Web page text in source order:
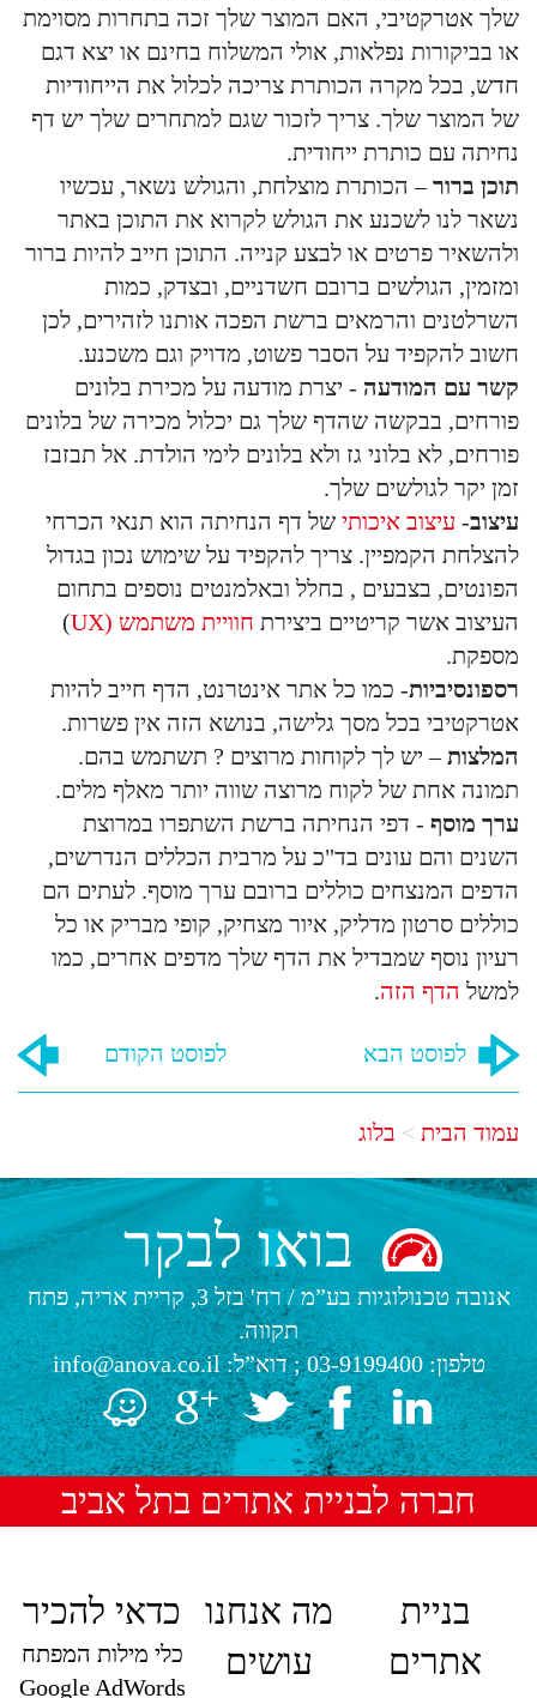
שלך אטרקטיבי, האם המוצר שלך זכה בתחרות מסוימת
או בביקורות נפלאות, אולי המשלוח בחינם או יצא דגם
חדש, בכל מקרה הכותרת צריכה לכלול את הייחודיות
של המוצר שלך. צריך לזכור שגם למתחרים שלך יש דף
נחיתה עם כותרת ייחודית.
תוכן ברור– הכותרת מוצלחת, והגולש נשאר, עכשיו
נשאר לנו לשכנע את הגולש לקרוא את התוכן באתר
ולהשאיר פרטים או לבצע קנייה. התוכן חייב להיות ברור
ומזמין, הגולשים ברובם חשדניים, ובצדק, כמות
השרלטנים והרמאים ברשת הפכה אותנו לזהירים, לכן
חשוב להקפיד על הסבר פשוט, מדויק וגם משכנע.
קשר עם המודעה - יצרת מודעה על מכירת בלונים
פורחים, בבקשה שהדף שלך גם יכלול מכירה של בלונים
פורחים, לא בלוני גז ולא בלונים לימי הולדת. אל תבזבז
זמן יקר לגולשים שלך.
עיצוב- עיצוב איכותי של דף הנחיתה הוא תנאי הכרחי
להצלחת הקמפיין. צריך להקפיד על שימוש נכון בגדול
הפונטים, בצבעים , בחלל ובאלמנטים נוספים בתחום
העיצוב אשר קריטיים ביצירת חוויית משתמש (UX
)
מספקת.
רספונסיביות- כמו כל אתר אינטרנט, הדף חייב להיות
אטרקטיבי בכל מסך גלישה, בנושא הזה אין פשרות.
המלצות– יש לך לקוחות מרוצים ? תשתמש בהם.
תמונה אחת של לקוח מרוצה שווה יותר מאלף מלים.
ערך מוסף - דפי הנחיתה ברשת השתפרו במרוצת
השנים והם עונים בד"כ על מרבית הכללים הנדרשים,
הדפים המנצחים כוללים ברובם ערך מוסף. לעתים הם
כוללים סרטון מדליק, איור מצחיק, קופי מבריק או כל
רעיון נוסף שמבדיל את הדף שלך מדפים אחרים, כמו
למשל הדף הזה.
לפוסט הקודם לפוסט הבא
עמוד הבית בלוג
בואו לבקר
אנובה טכנולוגיות בע”מ/
רח' בזל 3, קריית אריה, פתח
תקווה.
טלפון:03-9199400; דוא”ל:info@anova.co.il
חברה לבניית אתרים בתל אביב
בניית
אתרים
מה אנחנו
עושים
כדאי להכיר
כלי מילות המפתח
Google AdWords